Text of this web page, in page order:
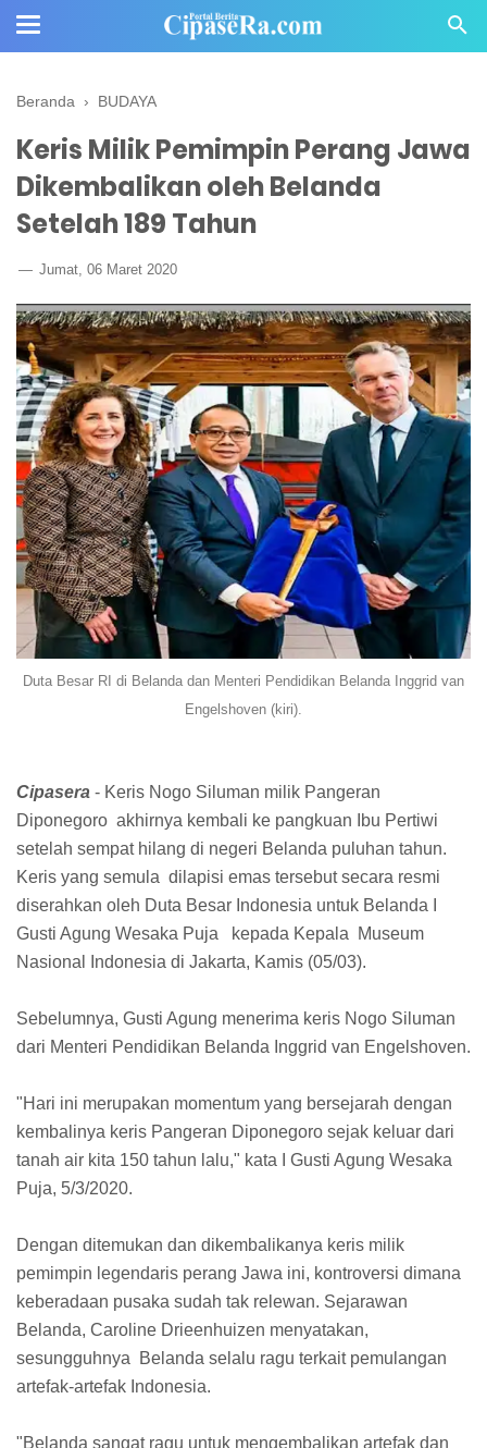
Beranda › BUDAYA
Keris Milik Pemimpin Perang Jawa
Dikembalikan oleh Belanda
Setelah 189 Tahun
Jumat, 06 Maret 2020
Duta Besar RI di Belanda dan Menteri Pendidikan Belanda Inggrid van
Engelshoven (kiri).
Cipasera - Keris Nogo Siluman milik Pangeran
Diponegoro akhirnya kembali ke pangkuan Ibu Pertiwi
setelah sempat hilang di negeri Belanda puluhan tahun.
Keris yang semula dilapisi emas tersebut secara resmi
diserahkan oleh Duta Besar Indonesia untuk Belanda I
Gusti Agung Wesaka Puja kepada Kepala Museum
Nasional Indonesia di Jakarta, Kamis (05/03).
Sebelumnya, Gusti Agung menerima keris Nogo Siluman
dari Menteri Pendidikan Belanda Inggrid van Engelshoven.
"Hari ini merupakan momentum yang bersejarah dengan
kembalinya keris Pangeran Diponegoro sejak keluar dari
tanah air kita 150 tahun lalu," kata I Gusti Agung Wesaka
Puja, 5/3/2020.
Dengan ditemukan dan dikembalikanya keris milik
pemimpin legendaris perang Jawa ini, kontroversi dimana
keberadaan pusaka sudah tak relewan. Sejarawan
Belanda, Caroline Drieenhuizen menyatakan,
sesungguhnya Belanda selalu ragu terkait pemulangan
artefak-artefak Indonesia.
"Belanda sangat ragu untuk mengembalikan artefak dan